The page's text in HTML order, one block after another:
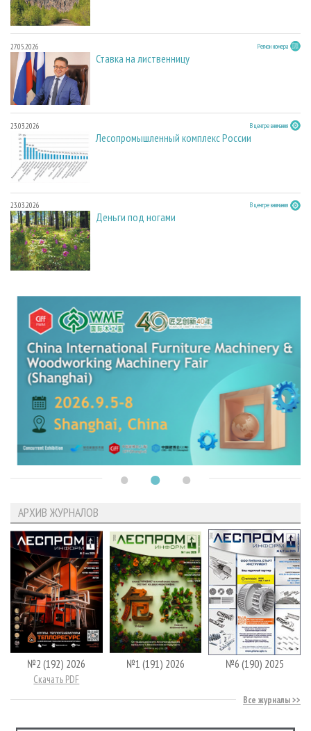
27.05.2026 Регион номера
Ставка на лиственницу
23.03.2026 В центре внимания
Лесопромышленный комплекс России
23.03.2026 В центре внимания
Деньги под ногами
АРХИВ ЖУРНАЛОВ
№2 (192) 2026
Скачать PDF
№1 (191) 2026 №6 (190) 2025
Все журналы